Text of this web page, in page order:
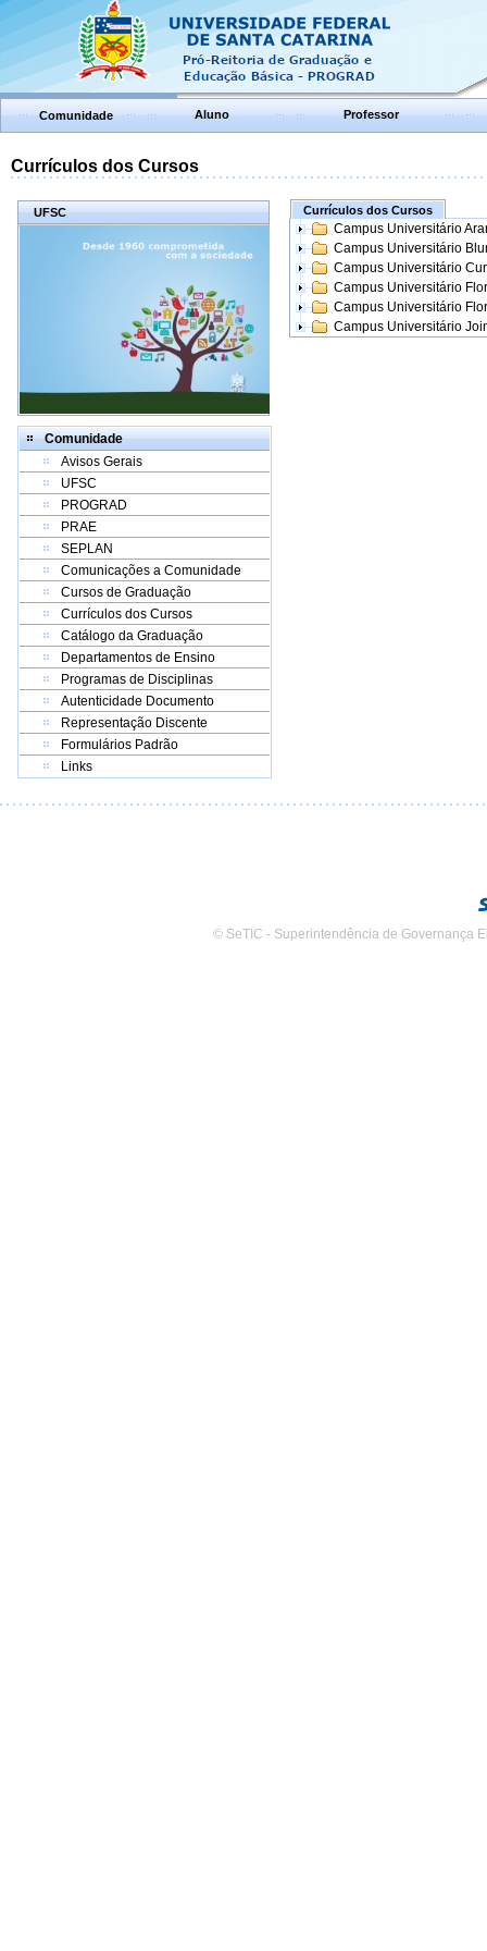
Comunidade Aluno Professor
Currículos dos Cursos
UFSC
Comunidade
Avisos Gerais
UFSC
PROGRAD
PRAE
SEPLAN
Comunicações a Comunidade
Cursos de Graduação
Currículos dos Cursos
Catálogo da Graduação
Departamentos de Ensino
Programas de Disciplinas
Autenticidade Documento
Representação Discente
Formulários Padrão
Links
Currículos dos Cursos
Campus Universitário
Campus Universitário
Campus Universitário
Campus Universitário
Campus Universitário
Campus Universitário
© SeTIC - Superintendência de Governança